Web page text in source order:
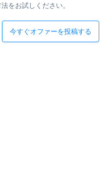
をお試しください。
今すぐオファーを投稿する